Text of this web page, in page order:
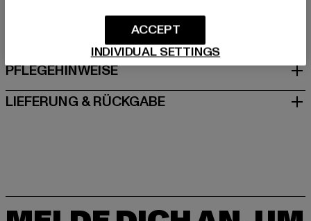
GRÖSSE & PASSFORM
PFLEGEHINWEISE
LIEFERUNG & RÜCKGABE
INDIVIDUAL SETTINGS
ACCEPT